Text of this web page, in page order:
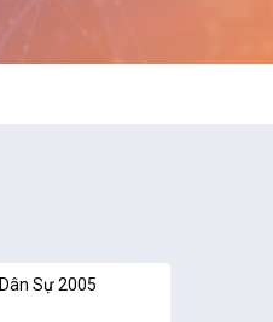
Sự 2005